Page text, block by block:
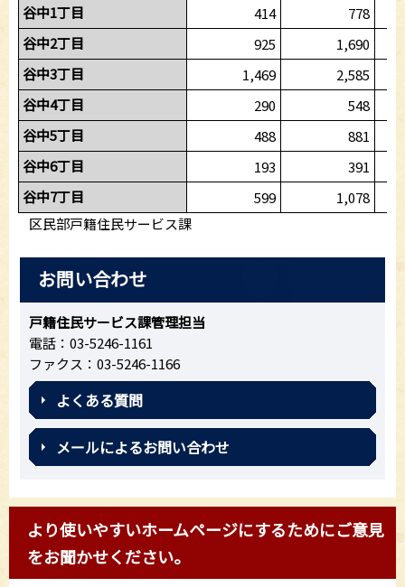
谷中1丁目 414
778
谷中2丁目
925
1,690
谷中3丁目
1,469
2,585
谷中4丁目
290
548
谷中5丁目
488
881
谷中6丁目
193
391
谷中7丁目
599
1,078
区民部戸籍住民サービス課
お問い合わせ
戸籍住民サービス課管理担当
電話：03-5246-1161
ファクス：03-5246-1166
よくある質問
メールによるお問い合わせ
より使いやすいホームページにするためにご意見
をお聞かせください。